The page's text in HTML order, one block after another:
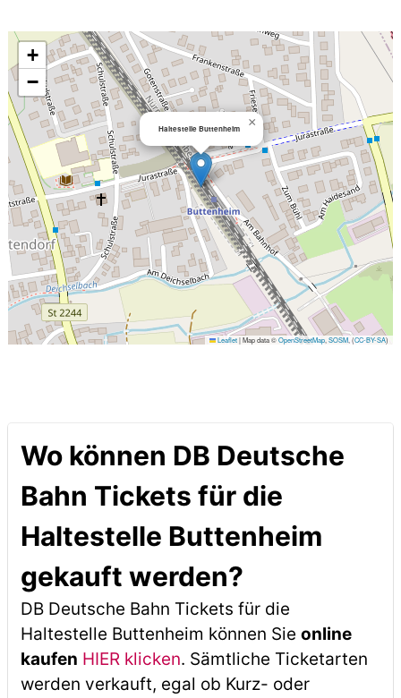
Haltestelle Buttenheim ×
+
−
Leaflet|Map data ©OpenStreetMap ,SOSM , (CC-BY-SA)
Wo können DB Deutsche
Bahn Tickets für die
Haltestelle Buttenheim
gekauft werden?
DB Deutsche Bahn Tickets für die
Haltestelle Buttenheim können Sie online
kaufen HIER klicken. Sämtliche Ticketarten
werden verkauft, egal ob Kurz- oder